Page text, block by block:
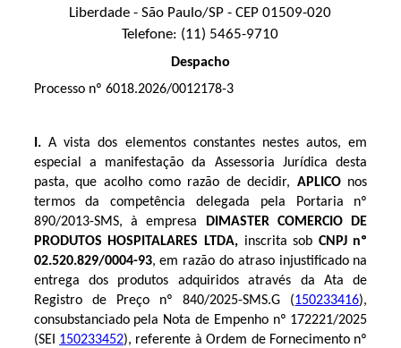
Liberdade - São Paulo/SP - CEP 01509-020
Telefone: (11) 5465-9710
Despacho
Processo nº 6018.2026/0012178-3
I. A vista dos elementos constantes nestes autos, em
especial a manifestação da Assessoria Jurídica desta
pasta, que acolho como razão de decidir, APLICO nos
termos da competência delegada pela Portaria nº
890/2013-SMS,
à empresa
DIMASTER COMERCIO DE
PRODUTOS HOSPITALARES LTDA, inscrita sob CNPJ nº
02.520.829/0004-93, em razão do atraso injustificado na
entrega dos produtos adquiridos através da Ata de
Registro de Preço nº 840/2025-SMS.G (150233416),
consubstanciado pela Nota de Empenho nº 172221/2025
(SEI 150233452), referente à Ordem de Fornecimento nº